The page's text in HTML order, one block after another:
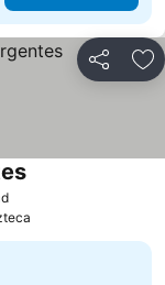
Compartir
Ver precios
Ver precios